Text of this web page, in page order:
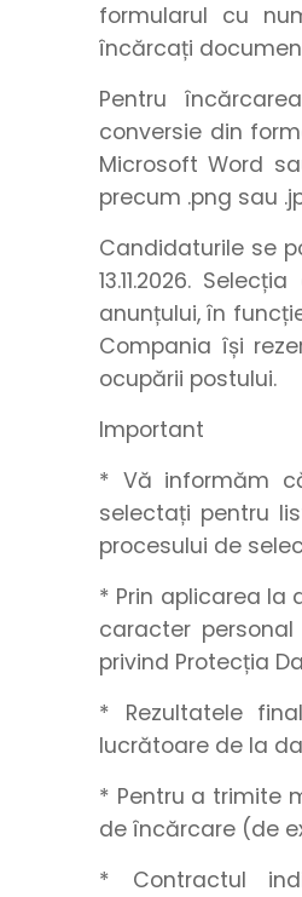
formularul cu
încărcați
Pentru
conversie din
Microsoft Word
precum .png sau
Candidaturile se
13.11.2026.
anunțului, în
Compania își
ocupării postului.
Important
* Vă informăm
selectați pentru
procesului de
* Prin aplicarea la
caracter
privind Protecția
* Rezultatele
lucrătoare de la
* Pentru a trimite
de încărcare (de
* Contractul